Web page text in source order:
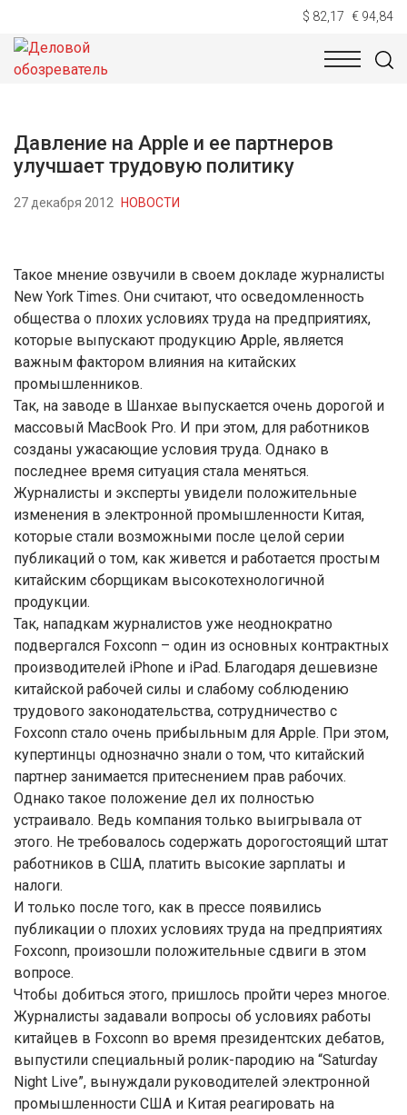
$ 82,17 € 94,84
НОВОСТИ
Давление на Apple и ее партнеров
улучшает трудовую политику
27 декабря 2012 НОВОСТИ
Такое мнение озвучили в своем докладе журналисты
New York Times. Они считают, что осведомленность
общества о плохих условиях труда на предприятиях,
которые выпускают продукцию Apple, является
важным фактором влияния на китайских
промышленников.
Так, на заводе в Шанхае выпускается очень дорогой и
массовый MacBook Pro. И при этом, для работников
созданы ужасающие условия труда. Однако в
последнее время ситуация стала меняться.
Журналисты и эксперты увидели положительные
изменения в электронной промышленности Китая,
которые стали возможными после целой серии
публикаций о том, как живется и работается простым
китайским сборщикам высокотехнологичной
продукции.
Так, нападкам журналистов уже неоднократно
подвергался Foxconn – один из основных контрактных
производителей iPhone и iPad. Благодаря дешевизне
китайской рабочей силы и слабому соблюдению
трудового законодательства, сотрудничество с
Foxconn стало очень прибыльным для Apple. При этом,
купертинцы однозначно знали о том, что китайский
партнер занимается притеснением прав рабочих.
Однако такое положение дел их полностью
устраивало. Ведь компания только выигрывала от
этого. Не требовалось содержать дорогостоящий штат
работников в США, платить высокие зарплаты и
налоги.
И только после того, как в прессе появились
публикации о плохих условиях труда на предприятиях
Foxconn, произошли положительные сдвиги в этом
вопросе.
Чтобы добиться этого, пришлось пройти через многое.
Журналисты задавали вопросы об условиях работы
китайцев в Foxconn во время президентских дебатов,
выпустили специальный ролик-пародию на “Saturday
Night Live”, вынуждали руководителей электронной
промышленности США и Китая реагировать на